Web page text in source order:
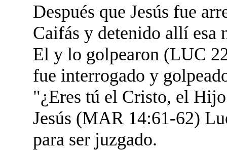
Después que Jesús fue
Caifás y detenido allí esa
El y lo golpearon (LUC
fue interrogado y
"¿Eres tú el Cristo, el
Jesús (MAR 14:61-62)
para ser juzgado.